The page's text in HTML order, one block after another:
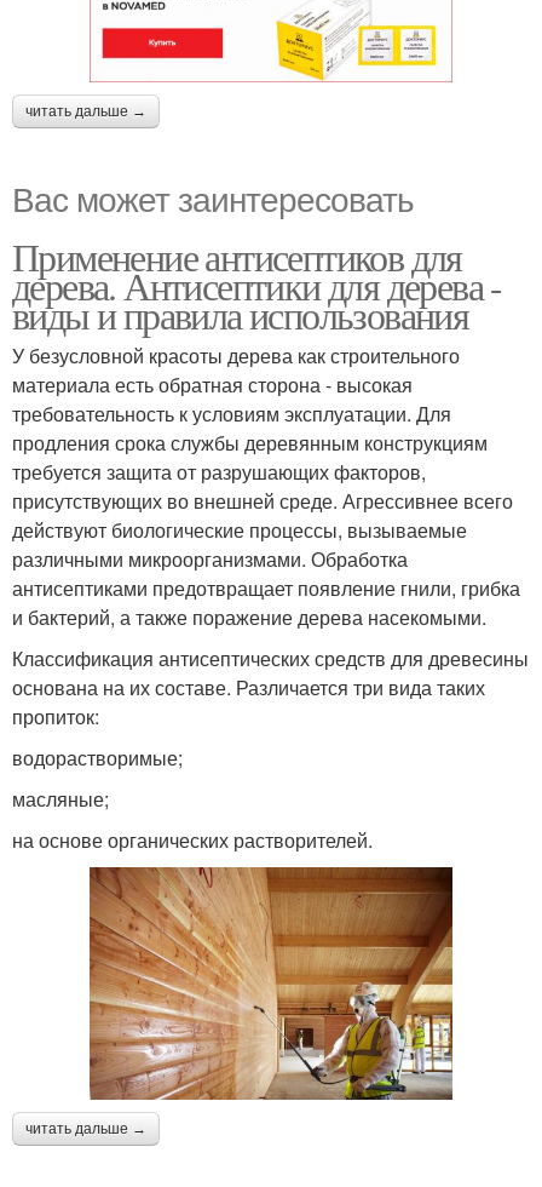
читать дальше →
Вас может заинтересовать
Применение антисептиков для
дерева. Антисептики для дерева -
виды и правила использования
У безусловной красоты дерева как строительного
материала есть обратная сторона - высокая
требовательность к условиям эксплуатации. Для
продления срока службы деревянным конструкциям
требуется защита от разрушающих факторов,
присутствующих во внешней среде. Агрессивнее всего
действуют биологические процессы, вызываемые
различными микроорганизмами. Обработка
антисептиками предотвращает появление гнили, грибка
и бактерий, а также поражение дерева насекомыми.
Классификация антисептических средств для древесины
основана на их составе. Различается три вида таких
пропиток:
водорастворимые;
масляные;
на основе органических растворителей.
читать дальше →